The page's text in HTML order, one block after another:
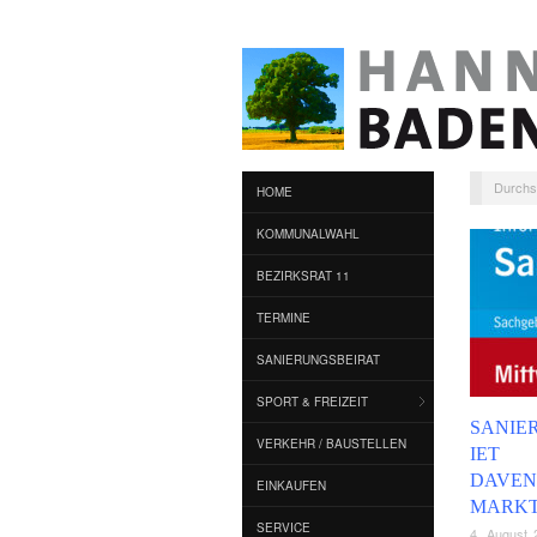
HOME
KOMMUNALWAHL
BEZIRKSRAT 11
TERMINE
SANIERUNGSBEIRAT
SPORT & FREIZEIT
VERKEHR / BAUSTELLEN
EINKAUFEN
SERVICE
IET